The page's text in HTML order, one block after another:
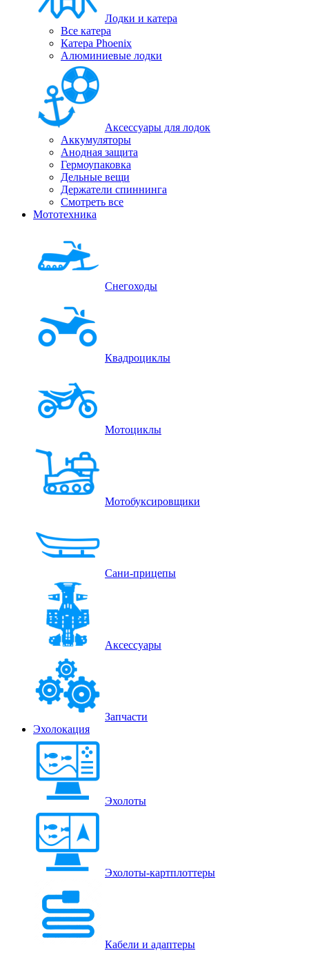
Лодки и катера
Все катера
Катера Phoenix
Алюминиевые лодки
Аксессуары для лодок
Аккумуляторы
Анодная защита
Гермоупаковка
Дельные вещи
Держатели спиннинга
Смотреть все
Мототехника
Снегоходы
Квадроциклы
Мотоциклы
Мотобуксировщики
Сани-прицепы
Аксессуары
Запчасти
Эхолокация
Эхолоты
Эхолоты-картплоттеры
Кабели и адаптеры